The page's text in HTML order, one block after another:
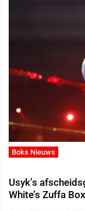
Boks Nieuws
Usyk’s
White’s Zuffa